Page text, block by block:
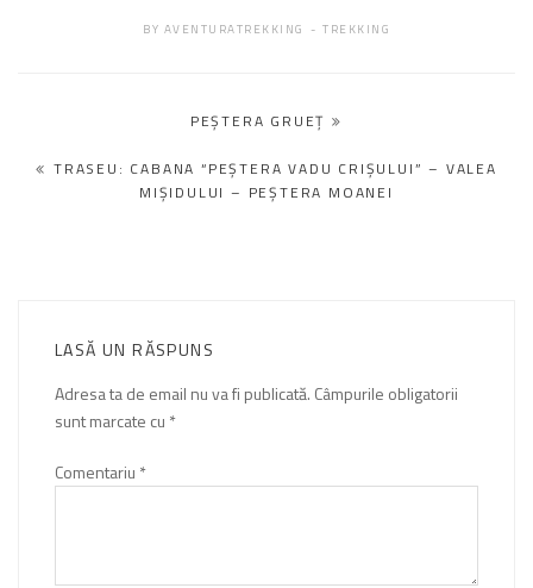
BY AVENTURATREKKING TREKKING
PEŞTERA GRUEŢ
TRASEU: CABANA “PEŞTERA VADU CRIŞULUI” – VALEA
MIŞIDULUI – PEŞTERA MOANEI
LASĂ UN RĂSPUNS
Adresa ta de email nu va fi publicată. Câmpurile obligatorii
sunt marcate cu *
Comentariu *